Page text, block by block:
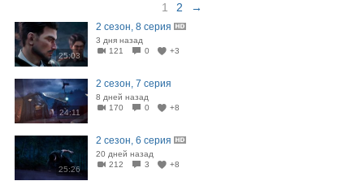
1 2 →
25:03
2 сезон, 8 серия
3 дня назад
121
0 +3
24:11
2 сезон, 7 серия
8 дней назад
170
0 +8
25:26
2 сезон, 6 серия
20 дней назад
212
3 +8